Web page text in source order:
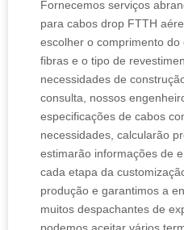
Fornecemos serviços
para cabos drop FTTH
escolher o comprimento
fibras e o tipo de
necessidades de
consulta, nossos
especificações de cabos
necessidades, calcularão
estimarão informações de
cada etapa da
produção e garantimos a
muitos despachantes de
podemos aceitar vários